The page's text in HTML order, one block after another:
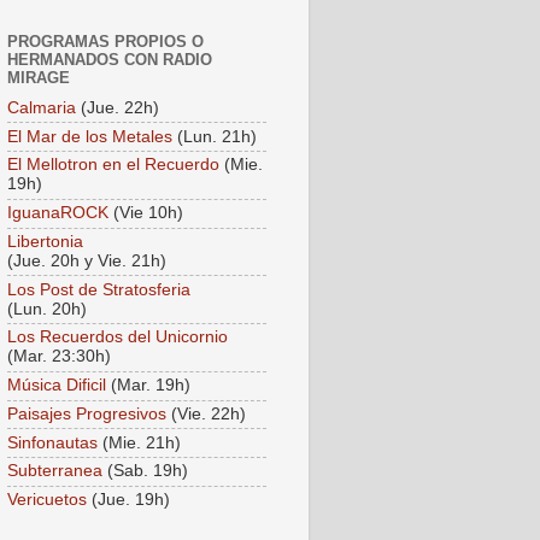
PROGRAMAS PROPIOS O
HERMANADOS CON RADIO
MIRAGE
Calmaria (Jue. 22h)
El Mar de los Metales (Lun. 21h)
El Mellotron en el Recuerdo (Mie.
19h)
IguanaROCK (Vie 10h)
Libertonia
(Jue. 20h y Vie. 21h)
Los Post de Stratosferia
(Lun. 20h)
Los Recuerdos del Unicornio
(Mar. 23:30h)
Música Dificil (Mar. 19h)
Paisajes Progresivos (Vie. 22h)
Sinfonautas (Mie. 21h)
Subterranea (Sab. 19h)
Vericuetos (Jue. 19h)